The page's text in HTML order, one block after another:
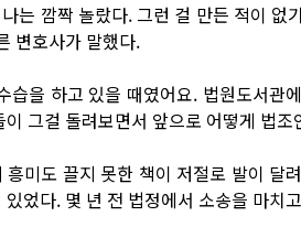
는 깜짝 놀랐다. 그런 걸 만든 적이
변호사가 말했다.
습을 하고 있을 때였어요. 법원도서관
그걸 돌려보면서 앞으로 어떻게 법
흥미도 끌지 못한 책이 저절로 발이 달
었다. 몇 년 전 법정에서 소송을 마